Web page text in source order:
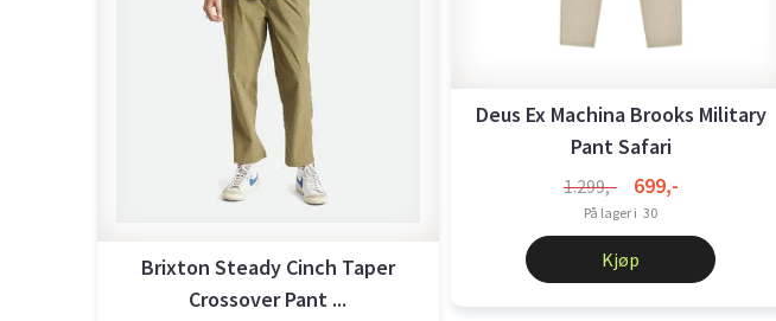
Brixton Steady Cinch Taper
Crossover Pant ...
Deus Ex Machina Brooks Military
Pant Safari
1.299,- 699,-
På lager i 30
Kjøp